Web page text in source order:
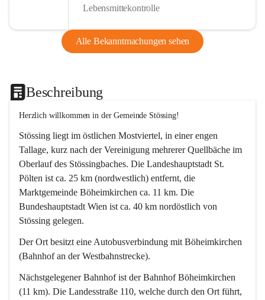
Lebensmittekontrolle
Alle Bekanntmachungen sehen
Beschreibung
Herzlich willkommen in der Gemeinde Stössing!
Stössing liegt im östlichen Mostviertel, in einer engen
Tallage, kurz nach der Vereinigung mehrerer Quellbäche im
Oberlauf des Stössingbaches. Die Landeshauptstadt St.
Pölten ist ca. 25 km (nordwestlich) entfernt, die
Marktgemeinde Böheimkirchen ca. 11 km. Die
Bundeshauptstadt Wien ist ca. 40 km nordöstlich von
Stössing gelegen.
Der Ort besitzt eine Autobusverbindung mit Böheimkirchen
(Bahnhof an der Westbahnstrecke).
Nächstgelegener Bahnhof ist der Bahnhof Böheimkirchen
(11 km). Die Landesstraße 110, welche durch den Ort führt,